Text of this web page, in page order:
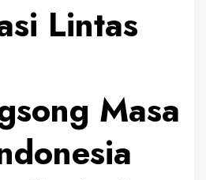
Lintas
Masa